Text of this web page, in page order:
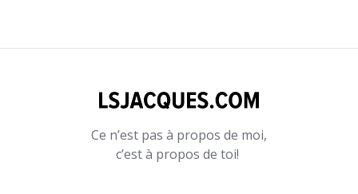
Ce n’est pas à propos de moi,
c’est à propos de toi!